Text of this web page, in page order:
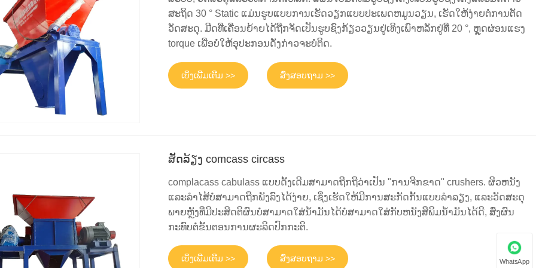
ສະຖິດ 30 ° Static ແມ່ນຮູບແບບການເຮັດວຽກແບບປະເພດຫມູນວຽນ, ເຮັດໃຫ້ງ່າຍຕໍ່ການຕັດ
ວັດສະດຸ. ມີດທີ່ເຄື່ອນຍ້າຍໄດ້ຖືກຈັດເປັນຮູບຊົງກ້ຽວວຽນຢູ່ເທິງເພົາຫລັກຢູ່ທີ່ 20 °, ຫຼຸດຜ່ອນແຮງ
torque ເພື່ອບໍ່ໃຫ້ອຸປະກອນດັ່ງກ່າວຈະບໍ່ຕິດ.
ເບິ່ງເພີ່ມເຕີມ >> ສົ່ງສອບຖາມ >>
ສັດລ້ຽງ comcass circass
complacass cabulass ແບບດັ້ງເດີມສາມາດຖືກຖືວ່າເປັນ "ການຈີກຂາດ" crushers. ຜິວຫນັງ
ແລະລໍາໄສ້ບໍ່ສາມາດຖືກພັງລົງໄດ້ງ່າຍ, ເຊິ່ງເຮັດໃຫ້ມີການສະກັດກັ້ນແບບລໍາລຽງ, ແລະວັດສະດຸ
ພາຍຫຼັງທີ່ມີປະສິດຕິຜົນບໍ່ສາມາດໃສ່ນ້ໍາມັນໄດ້ບໍ່ສາມາດໃສ່ກັບຫນັງສືພິມນ້ໍາມັນໄດ້ດີ, ສົ່ງຜົນ
ກະທົບຕໍ່ຂັ້ນຕອນການຜະລິດປົກກະຕິ.
ເບິ່ງເພີ່ມເຕີມ >> ສົ່ງສອບຖາມ >> WhatsApp